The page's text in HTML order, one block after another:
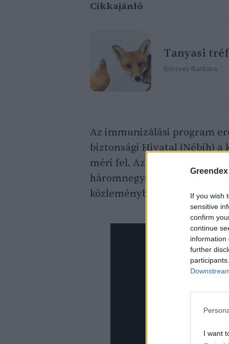
Greendex
If you wish
sensitive
confirm
continue
information
further
I want
Cikkajánló
Tanyasi
Börzsey Barbara
Az immunizálási program
biztonsági Hivatal (Nébih)
méri fel. Az előző évek
háromnegyede felvette a
közleményben.